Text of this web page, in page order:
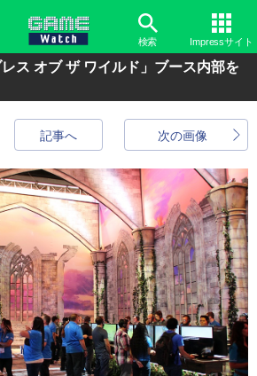
検索 Impressサイト
ス オブ ザ ワイルド」ブース内部を
次の画像
記事へ